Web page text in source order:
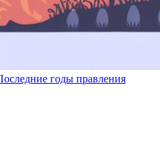
годы правления